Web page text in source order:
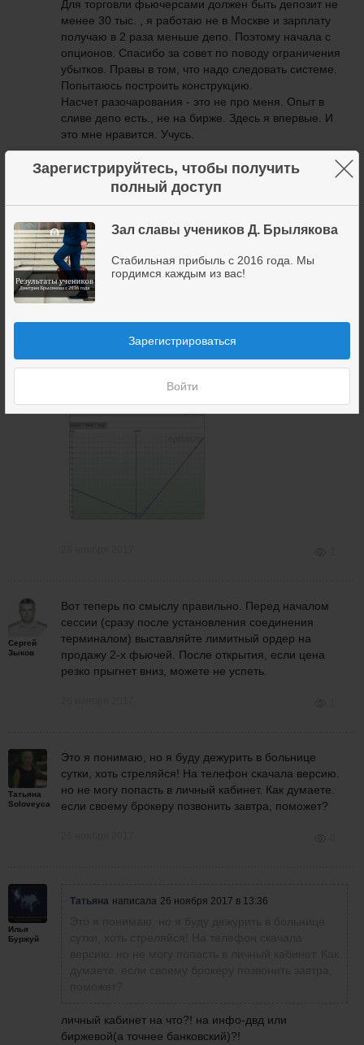
Зарегистрируйтесь, чтобы получить
полный доступ
Зал славы учеников Д. Брылякова
Стабильная прибыль с 2016 года. Мы
гордимся каждым из вас!
Зарегистрироваться
Войти
×
Для торговли фьючерсами должен быть депозит не
менее 30 тыс. , я работаю не в Москве и зарплату
получаю в 2 раза меньше депо. Поэтому начала с
опционов. Спасибо за совет по поводу ограничения
убытков. Правы в том, что надо следовать системе.
Попытаюсь построить конструкцию.
Насчет разочарования - это не про меня. Опыт в
сливе депо есть., не на бирже. Здесь я впервые. И
это мне нравится. Учусь.
Татьяна
Soloveyca
Это я надумала. Попробую сделать , вернее
исправить свои косяки
Сергей
Зыков
Вот теперь по смыслу правильно. Перед началом
сессии (сразу после установления соединения
терминалом) выставляйте лимитный ордер на
продажу 2-х фьючей. После открытия, если цена
резко прыгнет вниз, можете не успеть.
Татьяна
Soloveyca
Это я понимаю, но я буду дежурить в больнице
сутки, хоть стреляйся! На телефон скачала версию.
но не могу попасть в личный кабинет. Как думаете.
если своему брокеру позвонить завтра, поможет?
Илья
Буржуй
Татьяна написала 26 ноября 2017 в 13:36
личный кабинет на что?! на инфо-двд или
биржевой(а точнее банковский)?!